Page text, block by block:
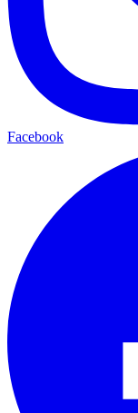
Facebook